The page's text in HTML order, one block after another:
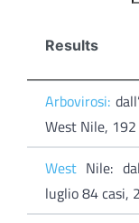
Results
Arbovirosi:
West Nile,
West Nile:
luglio 84 casi,